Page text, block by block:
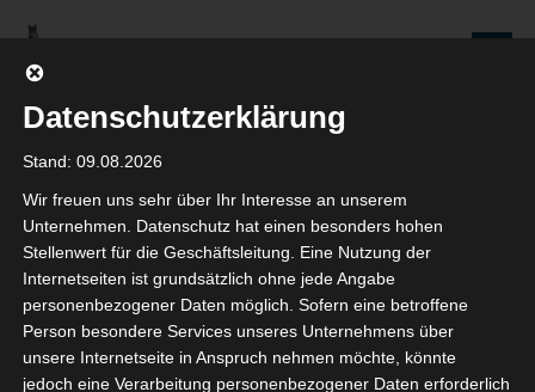
springen
Seniorenredaktion
Wolfenbüttel
WIR WERDEN NICHT NUR ÄLTER, WIR WERDEN AUCH IMMER BESSER!
Monat: Februar 2025
Wir sind die Seniorenredaktion
Datenschutzerklärung
Stand: 09.08.2026
Wir freuen uns sehr über Ihr Interesse an unserem
Unternehmen. Datenschutz hat einen besonders hohen
Stellenwert für die Geschäftsleitung. Eine Nutzung der
Internetseiten ist grundsätzlich ohne jede Angabe
personenbezogener Daten möglich. Sofern eine betroffene
Person besondere Services unseres Unternehmens über
unsere Internetseite in Anspruch nehmen möchte, könnte
jedoch eine Verarbeitung personenbezogener Daten erforderlich